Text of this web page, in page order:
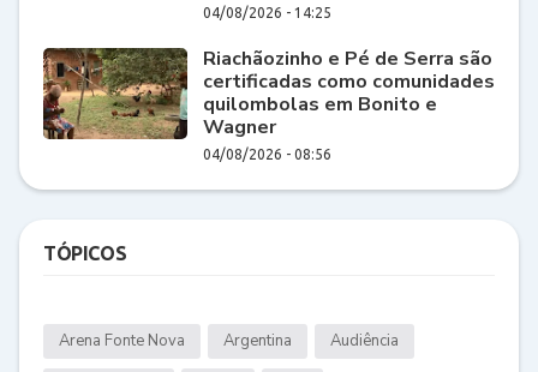
04/08/2026 - 14:25
Riachãozinho e Pé de Serra são
certificadas como comunidades
quilombolas em Bonito e
Wagner
04/08/2026 - 08:56
TÓPICOS
Arena Fonte Nova Argentina Audiência